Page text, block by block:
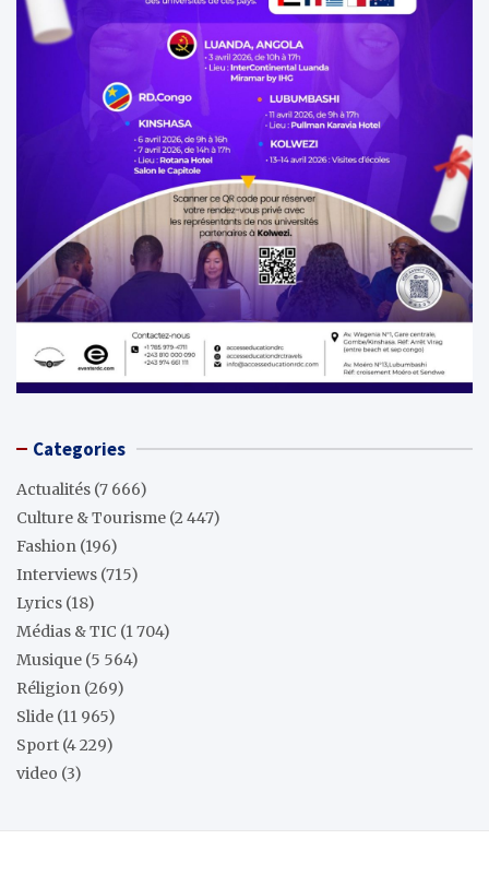
Categories
Actualités (7 666)
Culture & Tourisme (2 447)
Fashion (196)
Interviews (715)
Lyrics (18)
Médias & TIC (1 704)
Musique (5 564)
Réligion (269)
Slide (11 965)
Sport (4 229)
video (3)